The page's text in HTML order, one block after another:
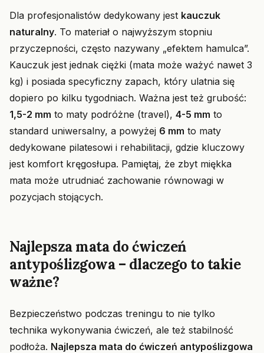
Dla profesjonalistów dedykowany jest kauczuk
naturalny. To materiał o najwyższym stopniu
przyczepności, często nazywany „efektem hamulca”.
Kauczuk jest jednak ciężki (mata może ważyć nawet 3
kg) i posiada specyficzny zapach, który ulatnia się
dopiero po kilku tygodniach. Ważna jest też grubość:
1,5-2 mm to maty podróżne (travel), 4-5 mm to
standard uniwersalny, a powyżej 6 mm to maty
dedykowane pilatesowi i rehabilitacji, gdzie kluczowy
jest komfort kręgosłupa. Pamiętaj, że zbyt miękka
mata może utrudniać zachowanie równowagi w
pozycjach stojących.
Najlepsza mata do ćwiczeń
antypoślizgowa – dlaczego to takie
ważne?
Bezpieczeństwo podczas treningu to nie tylko
technika wykonywania ćwiczeń, ale też stabilność
podłoża. Najlepsza mata do ćwiczeń antypoślizgowa